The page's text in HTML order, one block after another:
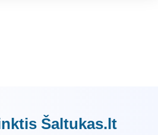
Šaltukas.lt